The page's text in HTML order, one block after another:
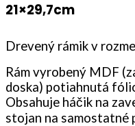
21×29,7cm
Drevený rámik v
Rám vyrobený MDF
doska) potiahnutá
Obsahuje háčik na
stojan na samostatné